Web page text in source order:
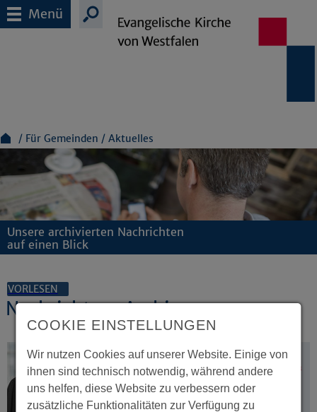
Menü
Für Gemeinden Aktuelles
Unsere archivierten Nachrichten
auf einen Blick
VORLESEN
Nachrichten-Archiv
13.01.2019
„Gott selbst ist bei uns und rettet uns“
COOKIE EINSTELLUNGEN
Wir nutzen Cookies auf unserer Website. Einige von
ihnen sind technisch notwendig, während andere
uns helfen, diese Website zu verbessern oder
zusätzliche Funktionalitäten zur Verfügung zu